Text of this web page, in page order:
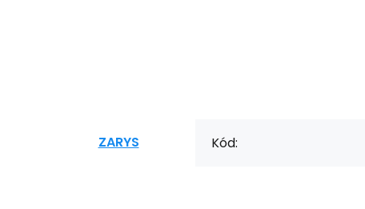
ZARYS Kód: